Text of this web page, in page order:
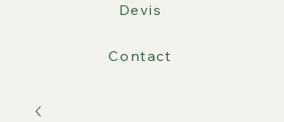
Devis
Contact